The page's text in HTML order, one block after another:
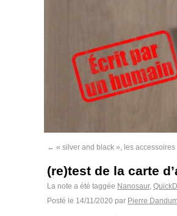
← « silver and black », les
(re)test de la carte
La note a été taggée Nanosaur,
Posté le 14/11/2020 par Pierre